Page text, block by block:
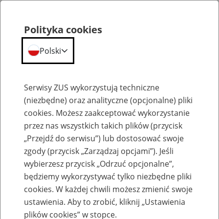
Emerytury
Baza zlikwidowanych lub
przekształconych zakładów pracy
Polityka cookies
Polski
Serwisy ZUS wykorzystują techniczne
(niezbędne) oraz analityczne (opcjonalne) pliki
cookies. Możesz zaakceptować wykorzystanie
przez nas wszystkich takich plików (przycisk
„Przejdź do serwisu”) lub dostosować swoje
zgody (przycisk „Zarządzaj opcjami”). Jeśli
wybierzesz przycisk „Odrzuć opcjonalne”,
będziemy wykorzystywać tylko niezbędne pliki
cookies. W każdej chwili możesz zmienić swoje
ustawienia. Aby to zrobić, kliknij „Ustawienia
plików cookies” w stopce.